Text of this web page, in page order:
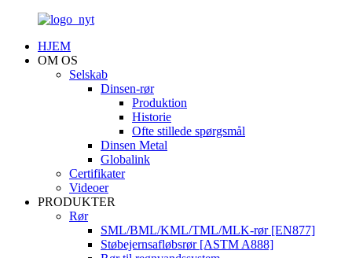
HJEM
OM OS
Selskab
Dinsen-rør
Produktion
Historie
Ofte stillede spørgsmål
Dinsen Metal
Globalink
Certifikater
Videoer
PRODUKTER
Rør
SML/BML/KML/TML/MLK-rør [EN877]
Støbejernsafløbsrør [ASTM A888]